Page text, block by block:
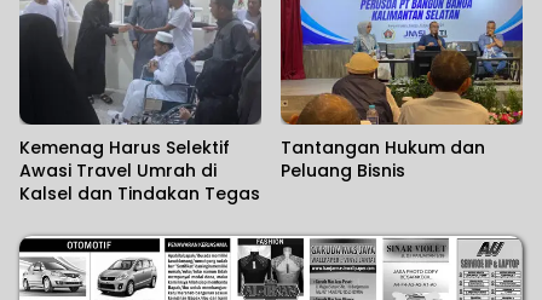
Kemenag Harus Selektif
Awasi Travel Umrah di
Kalsel dan Tindakan Tegas
Tantangan Hukum dan
Peluang Bisnis